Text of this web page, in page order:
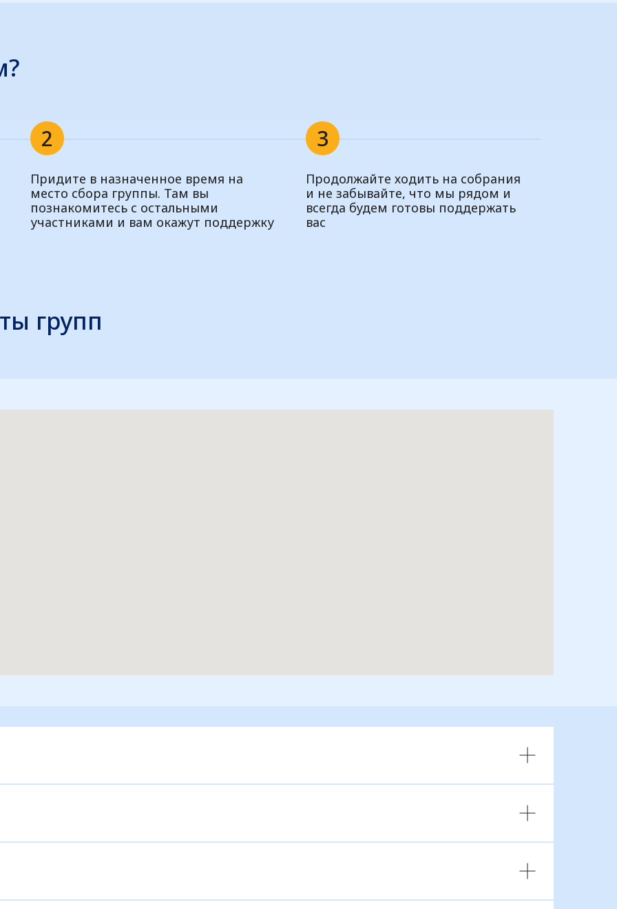
Придите в назначенное время на
место сбора группы. Там вы
познакомитесь с остальными
участниками и вам окажут поддержку
Продолжайте ходить на собрания
и не забывайте, что мы рядом и
всегда будем готовы поддержать
вас
2 3
групп